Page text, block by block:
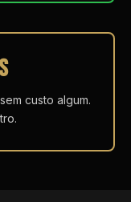
custo algum.